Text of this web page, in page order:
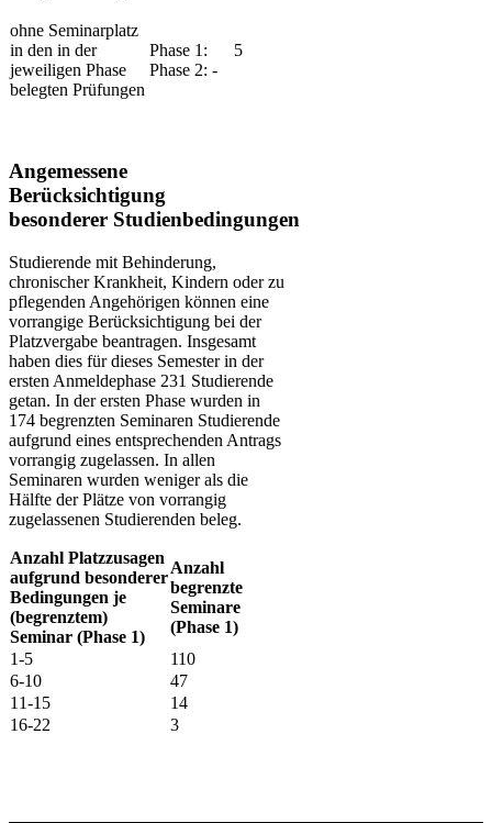
​ohne Seminarplatz
in den in der
jeweiligen Phase
belegten Prüfungen
​Phase 1: 5
Phase 2: -
Angemessene
Berücksichtigung
besonderer Studienbedingungen
Studierende mit Behinderung,
chronischer Krankheit, Kindern oder zu
pflegenden Angehörigen können eine
vorrangige Berücksichtigung bei der
Platzvergabe beantragen. Insgesamt
haben dies für dieses Semester in der
ersten Anmeldephase 231 Studierende
getan. In der ersten Phase wurden in
174 begrenzten Seminaren Studierende
aufgrund eines entsprechenden Antrags
vorrangig zugelassen. In allen
Seminaren wurden weniger als die
Hälfte der Plätze von vorrangig
zugelassenen Studierenden beleg.
​Anzahl Platzzusagen
aufgrund besonderer
Bedingungen je
(begrenztem)
Seminar (Phase 1)
​Anzahl
begrenzte
Seminare
(Phase 1)
​1-5
110
​6-10
47
​11-15
14
16-22
3